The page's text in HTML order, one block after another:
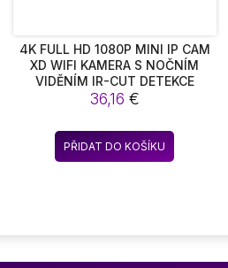
4K FULL HD 1080P MINI IP CAM
XD WIFI KAMERA S NOČNÍM
VIDĚNÍM IR-CUT DETEKCE
POHYBU BEZPEČNOSTNÍ
36,16 €
PŘIDAT DO KOŠÍKU